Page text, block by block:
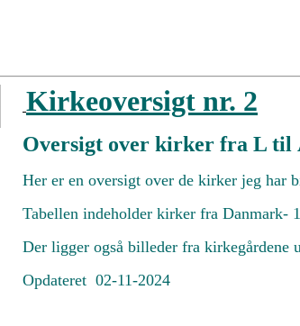
Kirkeoversigt nr. 2
Oversigt over kirker fra L til
Her er en oversigt over de kirker jeg har
Tabellen indeholder kirker fra Danmark-
Der ligger også billeder fra kirkegårdene
Opdateret 02-11-2024